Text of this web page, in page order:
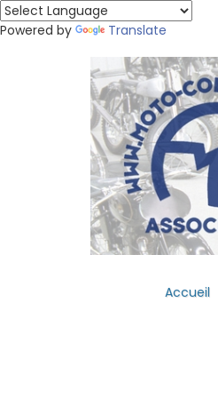
Powered by Translate
Accueil